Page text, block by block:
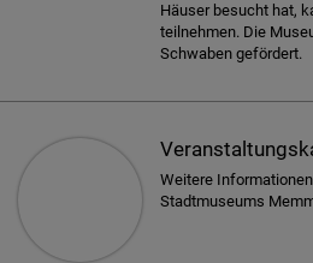
Häuser besucht hat,
teilnehmen. Die
Schwaben gefördert.
Weitere
Stadtmuseums